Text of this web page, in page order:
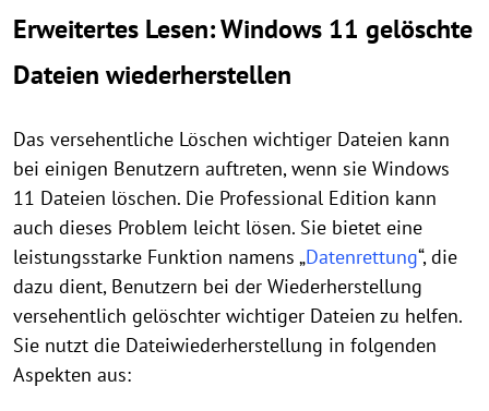
Erweitertes Lesen: Windows 11 gelöschte
Dateien wiederherstellen
Das versehentliche Löschen wichtiger Dateien kann
bei einigen Benutzern auftreten, wenn sie Windows
11 Dateien löschen. Die Professional Edition kann
auch dieses Problem leicht lösen. Sie bietet eine
leistungsstarke Funktion namens „Datenrettung“, die
dazu dient, Benutzern bei der Wiederherstellung
versehentlich gelöschter wichtiger Dateien zu helfen.
Sie nutzt die Dateiwiederherstellung in folgenden
Aspekten aus: